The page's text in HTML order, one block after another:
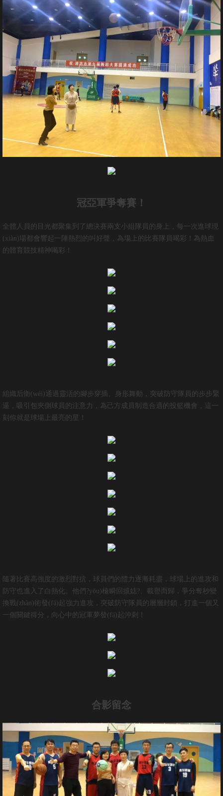
冠亞軍爭奪賽！
全體人員的目光都聚集到了總決賽兩支小組隊員的身上，每一次進球現
(xiàn)場都會響起一陣熱烈的叫好聲，為場上的比賽隊員喝彩！為熱血
的體育競技精神喝彩！
組織后衛(wèi)通過靈活的腳步穿插、身形舞動，突破防守隊員的步步緊
逼，吸引包夾側球員的注意力，為己方成員制造合適的投籃機會，這一
刻你就是球場上最亮的星！
隨著比賽高強度的激烈對抗，球員們的體力逐漸耗盡，球場上的進攻和
防守也進入了白熱化。他們?yōu)榱瞬回摫娡?、載譽而歸，爭分奪秒變
換戰(zhàn)術發(fā)起強力進攻，突破防守隊員的層層封鎖，打進一個又
一個關鍵得分，向心中的冠軍夢發(fā)起沖刺！
合影留念